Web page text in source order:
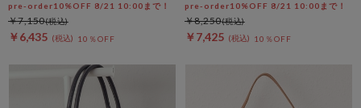
pre-order10%OFF 8/21 10:00まで！
￥6,435 10％OFF
￥7,150
pre-order10%OFF 8/21 10:00まで！
￥7,425 10％OFF
￥8,250